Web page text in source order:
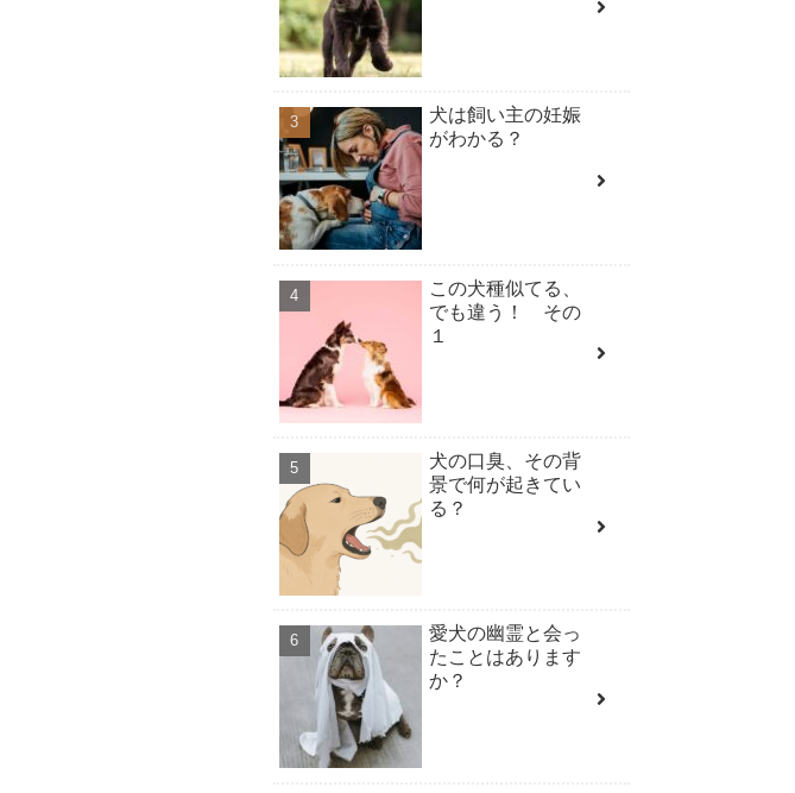
犬は飼い主の妊娠
がわかる？
この犬種似てる、
でも違う！ その
１
犬の口臭、その背
景で何が起きてい
る？
愛犬の幽霊と会っ
たことはあります
か？